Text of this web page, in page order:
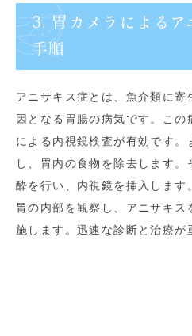
3. 胃カメラによるア
手順
アニサキス症とは、魚介類に
因となる胃腸の病気です。この
による内視鏡検査が有効です。
し、胃内の食物を除去します
酔を行い、内視鏡を挿入します
胃の内部を観察し、アニサキ
施します。迅速な診断と治療が